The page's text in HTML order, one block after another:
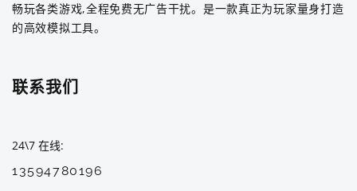
畅玩各类游戏,全程免费无广告干扰。是一款真正为玩家量身打造
的高效模拟工具。
联系我们
24\7 在线
13594780196